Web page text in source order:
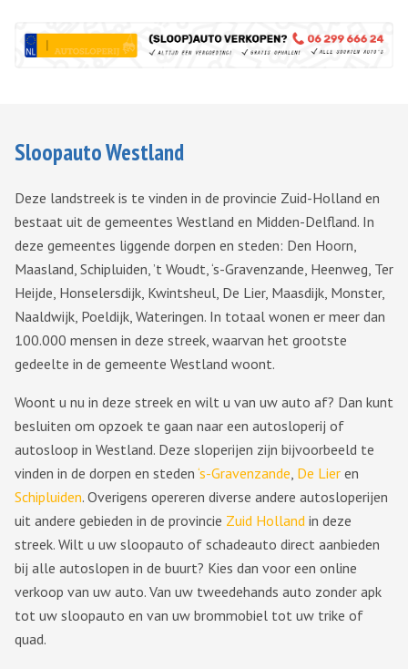
Sloopauto Westland
Deze landstreek is te vinden in de provincie Zuid-Holland en
bestaat uit de gemeentes Westland en Midden-Delfland. In
deze gemeentes liggende dorpen en steden: Den Hoorn,
Maasland, Schipluiden, ’t Woudt, ‘s-Gravenzande, Heenweg, Ter
Heijde, Honselersdijk, Kwintsheul, De Lier, Maasdijk, Monster,
Naaldwijk, Poeldijk, Wateringen. In totaal wonen er meer dan
100.000 mensen in deze streek, waarvan het grootste
gedeelte in de gemeente Westland woont.
Woont u nu in deze streek en wilt u van uw auto af? Dan kunt
besluiten om opzoek te gaan naar een autosloperij of
autosloop in Westland. Deze sloperijen zijn bijvoorbeeld te
vinden in de dorpen en steden ‘s-Gravenzande, De Lier en
Schipluiden. Overigens opereren diverse andere autosloperijen
uit andere gebieden in de provincie Zuid Holland in deze
streek. Wilt u uw sloopauto of schadeauto direct aanbieden
bij alle autoslopen in de buurt? Kies dan voor een online
verkoop van uw auto. Van uw tweedehands auto zonder apk
tot uw sloopauto en van uw brommobiel tot uw trike of
quad.